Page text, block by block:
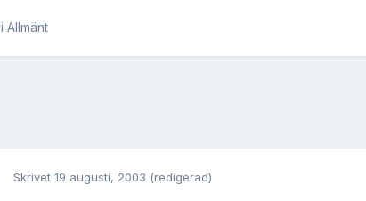
i Allmänt
Skrivet 19 augusti, 2003 (redigerad)